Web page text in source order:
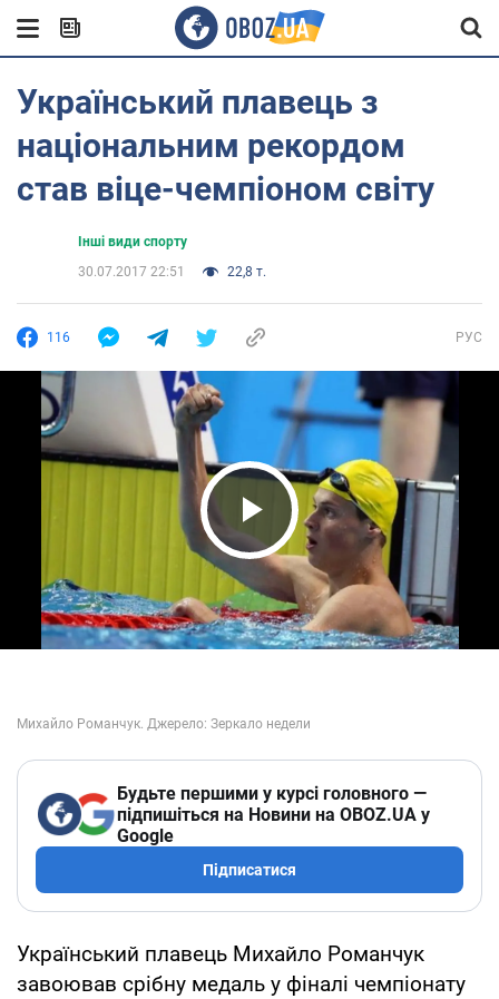
Український плавець з
національним рекордом
став віце-чемпіоном світу
Інші види спорту
30.07.2017 22:51
22,8 т.
116 РУС
Play Video
Будьте першими у курсі головного —
підпишіться на Новини на OBOZ.UA у
Google
Підписатися
Український плавець Михайло Романчук
завоював срібну медаль у фіналі чемпіонату